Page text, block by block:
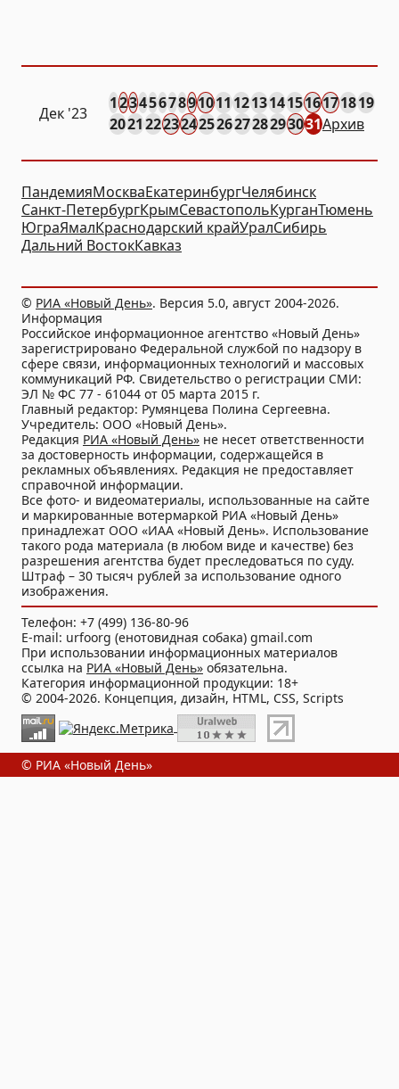
Дек '23
12345678910111213141516171819
202122232425262728293031Архив
ПандемияМоскваЕкатеринбургЧелябинск
Санкт-ПетербургКрымСевастопольКурганТюмень
ЮграЯмалКраснодарский крайУралСибирь
Дальний ВостокКавказ
© РИА «Новый День». Версия 5.0, август 2004-2026.
Информация
Российское информационное агентство «Новый День»
зарегистрировано Федеральной службой по надзору в
сфере связи, информационных технологий и массовых
коммуникаций РФ. Свидетельство о регистрации СМИ:
ЭЛ № ФС 77 - 61044 от 05 марта 2015 г.
Главный редактор: Румянцева Полина Сергеевна.
Учредитель: ООО «Новый День».
Редакция РИА «Новый День» не несет ответственности
за достоверность информации, содержащейся в
рекламных объявлениях. Редакция не предоставляет
справочной информации.
Все фото- и видеоматериалы, использованные на сайте
и маркированные вотермаркой РИА «Новый День»
принадлежат ООО «ИАА «Новый День». Использование
такого рода материала (в любом виде и качестве) без
разрешения агентства будет преследоваться по суду.
Штраф – 30 тысяч рублей за использование одного
изображения.
Телефон: +7 (499) 136-80-96
E-mail: urfoorg (енотовидная собака) gmail.com
При использовании информационных материалов
ссылка на РИА «Новый День» обязательна.
Категория информационной продукции: 18+
© 2004-2026. Концепция, дизайн, HTML, CSS, Scripts
© РИА «Новый День»